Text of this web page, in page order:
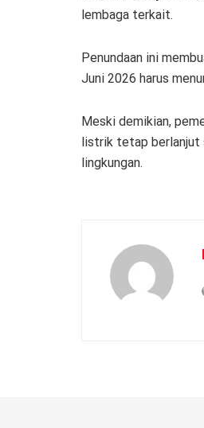
lembaga terkait.
Penundaan ini
Juni 2026 harus
Meski demikian,
listrik tetap berlanjut
lingkungan.